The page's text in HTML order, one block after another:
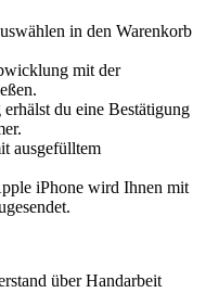
in den Warenkorb
mit der
du eine Bestätigung
ausgefülltem
iPhone wird Ihnen mit
über Handarbeit